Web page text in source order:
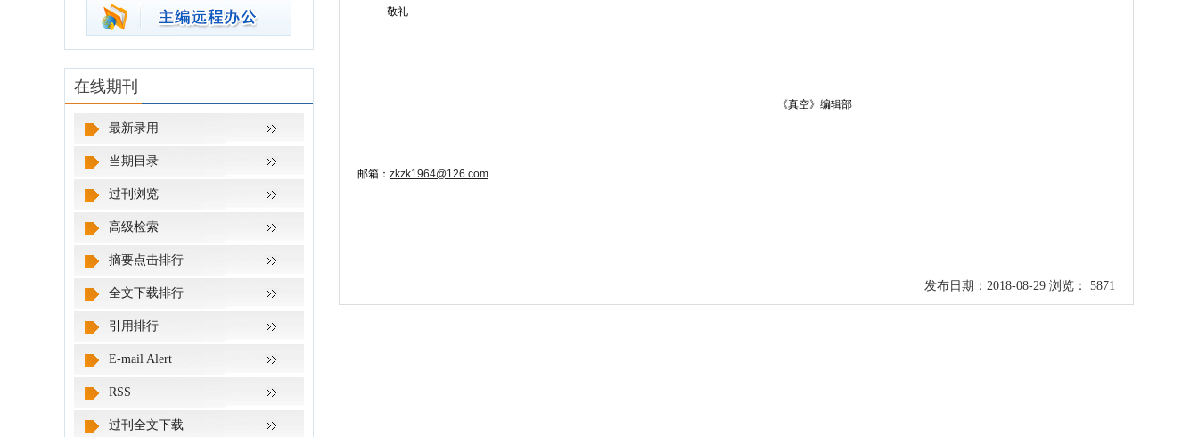
在线期刊
最新录用
当期目录
过刊浏览
高级检索
摘要点击排行
全文下载排行
引用排行
E-mail Alert
RSS
过刊全文下载
敬礼
《真空》编辑部
邮箱： zkzk1964@126.com
发布日期：2018-08-29 浏览： 5871